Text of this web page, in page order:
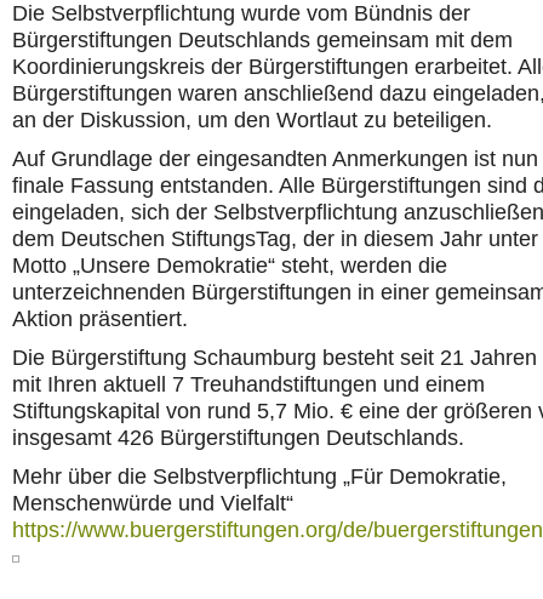
Die Selbstverpflichtung wurde vom Bündnis der
Bürgerstiftungen Deutschlands gemeinsam mit dem
Koordinierungskreis der Bürgerstiftungen erarbeitet.
Bürgerstiftungen waren anschließend dazu
an der Diskussion, um den Wortlaut zu beteiligen.
Auf Grundlage der eingesandten Anmerkungen ist
finale Fassung entstanden. Alle Bürgerstiftungen sind
eingeladen, sich der Selbstverpflichtung
dem Deutschen StiftungsTag, der in diesem Jahr
Motto „Unsere Demokratie“ steht, werden die
unterzeichnenden Bürgerstiftungen in einer
Aktion präsentiert.
Die Bürgerstiftung Schaumburg besteht seit 21 Jahren
mit Ihren aktuell 7 Treuhandstiftungen und einem
Stiftungskapital von rund 5,7 Mio. € eine der größeren
insgesamt 426 Bürgerstiftungen Deutschlands.
Mehr über die Selbstverpflichtung „Für Demokratie,
Menschenwürde und Vielfalt“
https://www.buergerstiftungen.org/de/